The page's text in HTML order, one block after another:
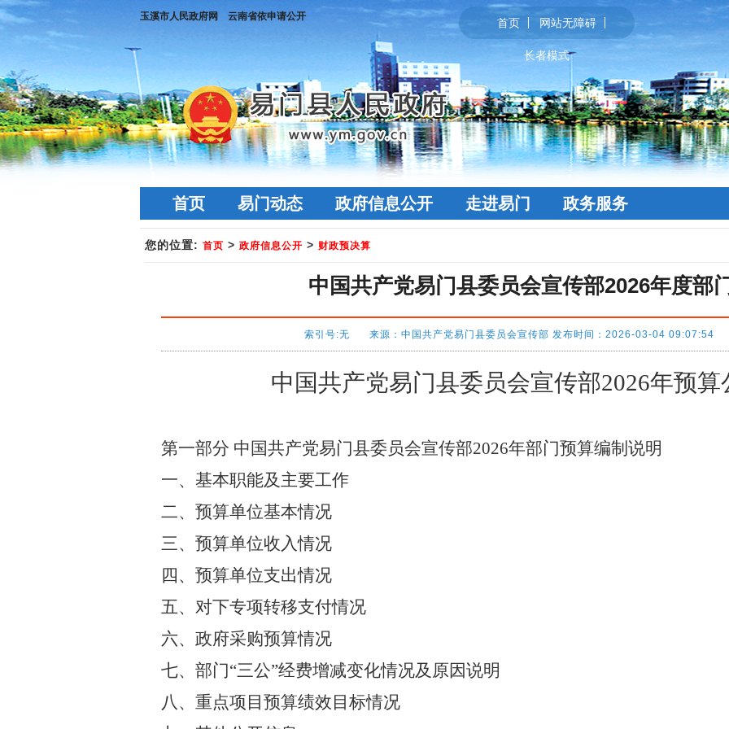
首页 网站无障碍
长者模式
玉溪市人民政府网 云南省依申请公开
首页 易门动态 政府信息公开 走进易门 政务服务
您的位置: 首页 > 政府信息公开 > 财政预决算
中国共产党易门县委员会宣传部2026年度部
索引号:无 来源：中国共产党易门县委员会宣传部 发布时间：2026-03-04
中国共产党易门县委员会宣传部2026年预算
第一部分 中国共产党易门县委员会宣传部2026年部门预算编制说明
一、基本职能及主要工作
二、预算单位基本情况
三、预算单位收入情况
四、 预算单位支出情况
五、 对下专项转移支付情况
六、 政府采购预算情况
七、部门“三公”经费增减变化情况及原因说明
八、重点项目预算绩效目标情况